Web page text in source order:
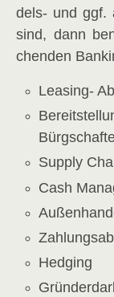
dels- und ggf.
sind, dann
chen­den
Leasing-
Sup­p­ly
Cash
Hedging